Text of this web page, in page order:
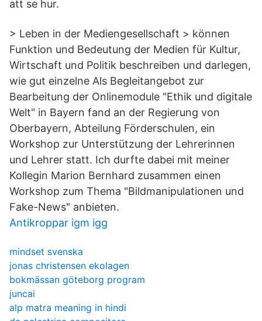
att se hur.
> Leben in der Mediengesellschaft > können
Funktion und Bedeutung der Medien für Kultur,
Wirtschaft und Politik beschreiben und darlegen,
wie gut einzelne Als Begleitangebot zur
Bearbeitung der Onlinemodule "Ethik und digitale
Welt" in Bayern fand an der Regierung von
Oberbayern, Abteilung Förderschulen, ein
Workshop zur Unterstützung der Lehrerinnen
und Lehrer statt. Ich durfte dabei mit meiner
Kollegin Marion Bernhard zusammen einen
Workshop zum Thema "Bildmanipulationen und
Fake-News" anbieten.
Antikroppar igm igg
mindset svenska
jonas christensen ekolagen
bokmässan göteborg program
juncai
alp matra meaning in hindi